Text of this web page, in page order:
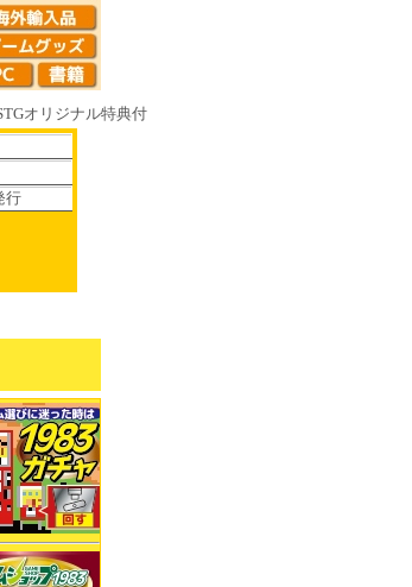
オリジナル特典付
アニメ ゲッP-X アレサCOLLECTION 1993-1995
行